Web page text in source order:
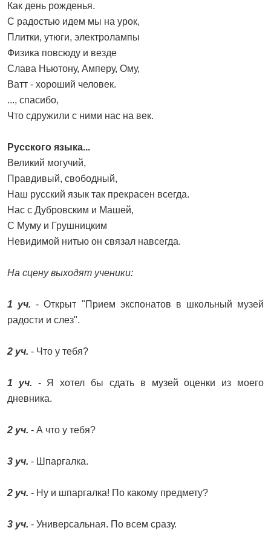
Как день рожденья.
С радостью идем мы на урок,
Плитки, утюги, электролампы
Физика повсюду и везде
Слава Ньютону, Амперу, Ому,
Ватт - хороший человек.
..., спасибо,
Что сдружили с ними нас на век.
Русского языка...
Великий могучий,
Правдивый, свободный,
Наш русский язык так прекрасен всегда.
Нас с Дубровским и Машей,
С Муму и Грушницким
Невидимой нитью он связал навсегда.
На сцену выходят ученики:
1 уч. - Открыт "Прием экспонатов в школьный музей
радости и слез".
2 уч. - Что у тебя?
1 уч. - Я хотел бы сдать в музей оценки из моего
дневника.
2 уч. - А что у тебя?
3 уч. - Шпаргалка.
2 уч. - Ну и шпаргалка! По какому предмету?
3 уч. - Универсальная. По всем сразу.